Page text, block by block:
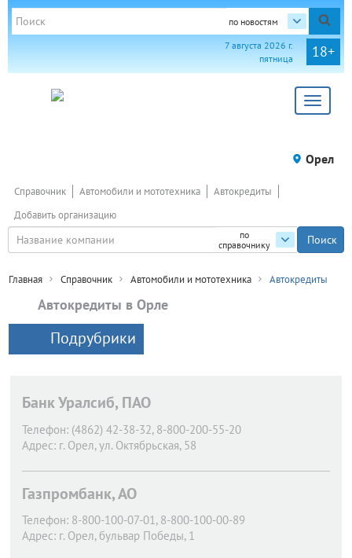
по новостям
18+
7 августа 2026 г.
пятница
Toggle
Орел
по
справочнику
Справочник Автомобили и мототехника
Автокредиты
Добавить организацию
Главная Справочник Автомобили и мототехника Автокредиты
Автокредиты в Орле
Подрубрики
Банк Уралсиб, ПАО
Телефон: (4862) 42-38-32, 8-800-200-55-20
Адрес: г. Орел, ул. Октябрьская, 58
Газпромбанк, АО
Телефон: 8-800-100-07-01, 8-800-100-00-89
Адрес: г. Орел, бульвар Победы, 1